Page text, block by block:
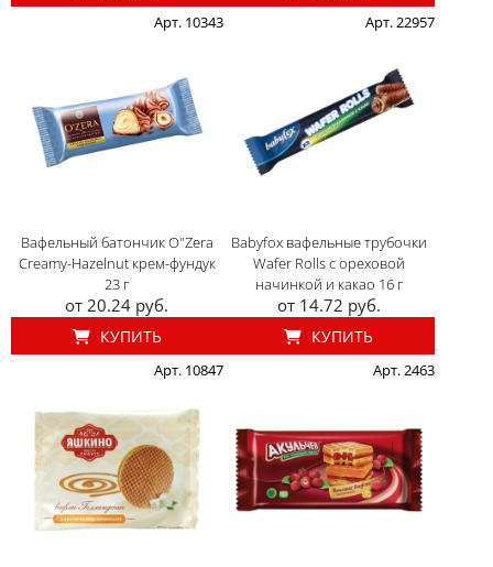
Арт. 10343
Вафельный батончик O"Zera
Creamy-Hazelnut крем-фундук
23 г
от 20.24 руб.
КУПИТЬ
Арт. 22957
Babyfox вафельные трубочки
Wafer Rolls с ореховой
начинкой и какао 16 г
от 14.72 руб.
КУПИТЬ
Арт. 10847 Арт. 2463